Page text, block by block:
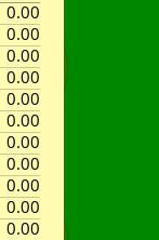
0.00
0.00
0.00
0.00
0.00
0.00
0.00
0.00
0.00
0.00
0.00